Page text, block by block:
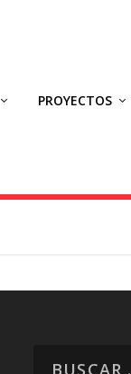
PROYECTOS